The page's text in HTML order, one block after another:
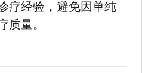
疗经验，避免因单纯
质量。